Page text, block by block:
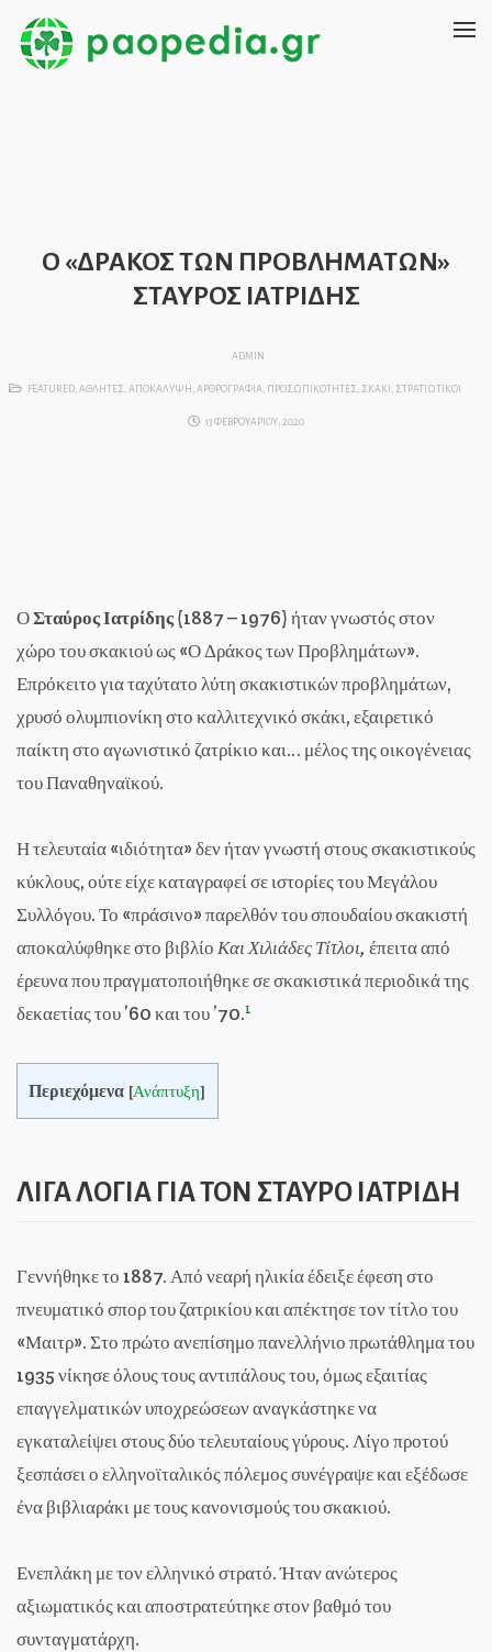
Ο «ΔΡΑΚΟΣ ΤΩΝ ΠΡΟΒΛΗΜΑΤΩΝ»
ΣΤΑΥΡΟΣ ΙΑΤΡΙΔΗΣ
ADMIN
FEATURED, ΑΘΛΗΤΕΣ, ΑΠΟΚΑΛΥΨΗ , ΑΡΘΡΟΓΡΑΦΙΑ, ΠΡΟΣΩΠΙΚΟΤΗΤΕΣ, ΣΚΑΚΙ , ΣΤΡΑΤΙΩΤΙΚΟΙ
13 ΦΕΒΡΟΥΑΡΙΟΥ, 2020
ΟΣταύρος Ιατρίδης(1887 – 1976) ήταν γνωστός στον
χώρο του σκακιού ως «Ο Δράκος των Προβλημάτων».
Επρόκειτο για ταχύτατο λύτη σκακιστικών προβλημάτων,
χρυσό ολυμπιονίκη στο καλλιτεχνικό σκάκι, εξαιρετικό
παίκτη στο αγωνιστικό ζατρίκιο και… μέλος της οικογένειας
του Παναθηναϊκού.
Η τελευταία «ιδιότητα» δεν ήταν γνωστή στους σκακιστικούς
κύκλους, ούτε είχε καταγραφεί σε ιστορίες του Μεγάλου
Συλλόγου. Το «πράσινο» παρελθόν του σπουδαίου σκακιστή
αποκαλύφθηκε στο βιβλίοΚαι Χιλιάδες Τίτλοι, έπειτα από
έρευνα που πραγματοποιήθηκε σε σκακιστικά περιοδικά της
δεκαετίας του ’60 και του ’70.1
Περιεχόμενα [Ανάπτυξη]
ΛΙΓΑ ΛΟΓΙΑ ΓΙΑ ΤΟΝ ΣΤΑΥΡΟ ΙΑΤΡΙΔΗ
Γεννήθηκε το 1887. Από νεαρή ηλικία έδειξε έφεση στο
πνευματικό σπορ του ζατρικίου και απέκτησε τον τίτλο του
«Μαιτρ». Στο πρώτο ανεπίσημο πανελλήνιο πρωτάθλημα του
1935 νίκησε όλους τους αντιπάλους του, όμως εξαιτίας
επαγγελματικών υποχρεώσεων αναγκάστηκε να
εγκαταλείψει στους δύο τελευταίους γύρους. Λίγο προτού
ξεσπάσει ο ελληνοϊταλικός πόλεμος συνέγραψε και εξέδωσε
ένα βιβλιαράκι με τους κανονισμούς του σκακιού.
Ενεπλάκη με τον ελληνικό στρατό. Ήταν ανώτερος
αξιωματικός και αποστρατεύτηκε στον βαθμό του
συνταγματάρχη.